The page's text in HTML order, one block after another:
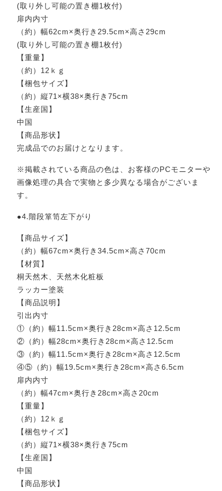
(取り外し可能の置き棚1枚付)
扉内内寸
（約）幅62cm×奥行き29.5cm×高さ29cm
(取り外し可能の置き棚1枚付)
【重量】
（約）12ｋｇ
【梱包サイズ】
（約）縦71×横38×奥行き75cm
【生産国】
中国
【商品形状】
完成品でのお届けとなります。
※掲載されている商品の色は、お客様のPCモニターや
画像処理の具合で実物と多少異なる場合がございま
す。
●4.階段箪笥左下がり
【商品サイズ】
（約）幅67cm×奥行き34.5cm×高さ70cm
【材質】
桐天然木、天然木化粧板
ラッカー塗装
【商品説明】
引出内寸
①（約）幅11.5cm×奥行き28cm×高さ12.5cm
②（約）幅28cm×奥行き28cm×高さ12.5cm
③（約）幅11.5cm×奥行き28cm×高さ12.5cm
④⑤（約）幅19.5cm×奥行き28cm×高さ6.5cm
扉内内寸
（約）幅47cm×奥行き28cm×高さ20cm
【重量】
（約）12ｋｇ
【梱包サイズ】
（約）縦71×横38×奥行き75cm
【生産国】
中国
【商品形状】